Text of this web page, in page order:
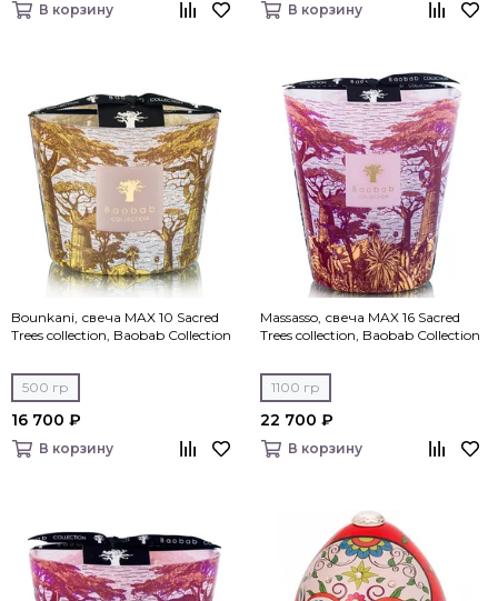
В корзину В корзину
Bounkani, свеча MAX 10 Sacred
Trees collection, Baobab Collection
500 гр
16 700 ₽
В корзину
Massasso, свеча MAX 16 Sacred
Trees collection, Baobab Collection
1100 гр
22 700 ₽
В корзину